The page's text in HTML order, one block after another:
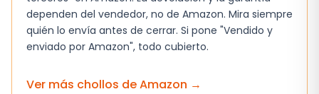
la carga de trabajo es constante. Las cestas
con asa facilitan la organización interior,
aunque su tamaño puede resultar insuficiente
para paquetes de verduras de gran volumen.
dependen del vendedor, no de Amazon. Mira siempre
quién lo envía antes de cerrar. Si pone "Vendido y
enviado por Amazon", todo cubierto.
Ver más chollos deAmazon →